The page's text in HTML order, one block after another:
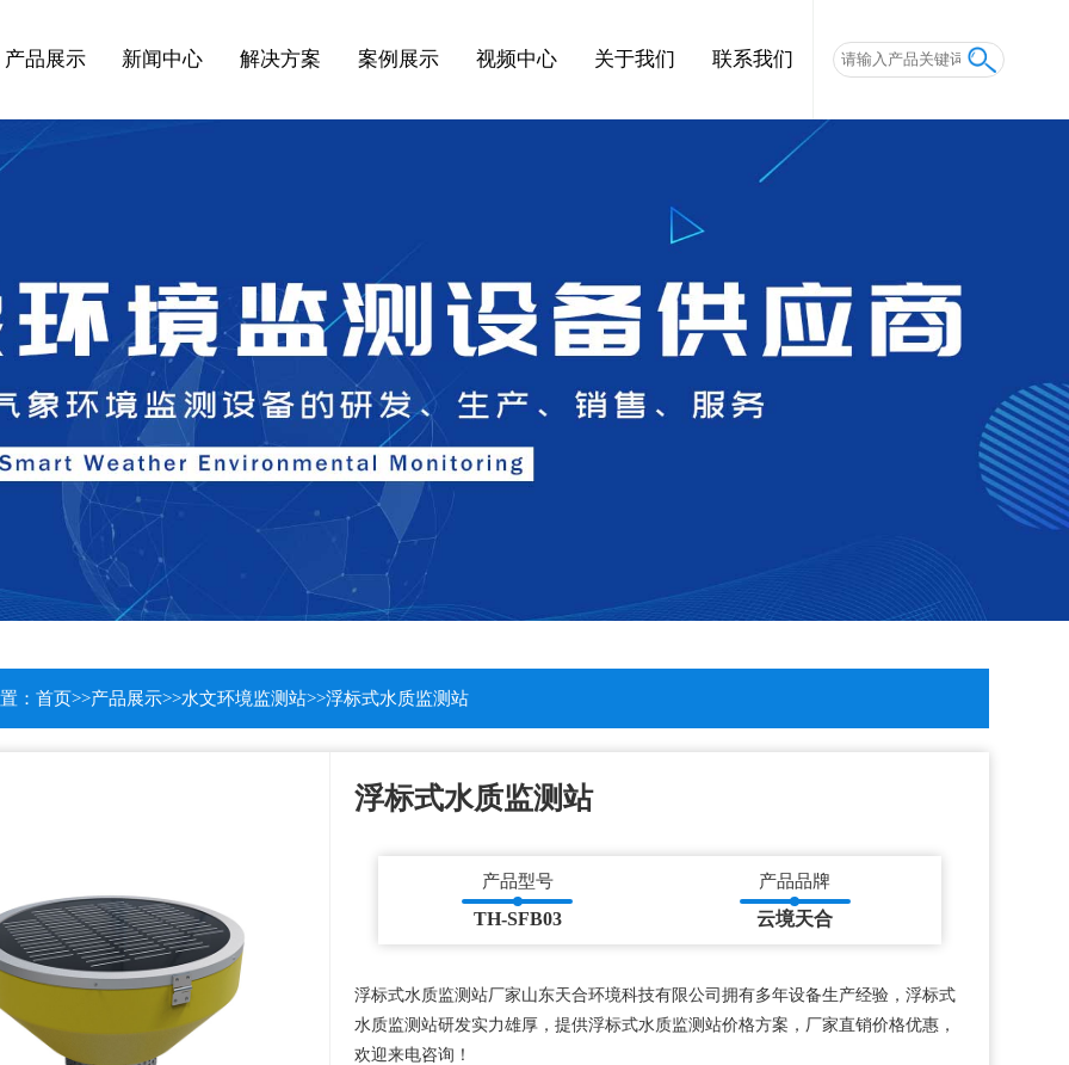
产品展示 新闻中心 解决方案 案例展示 视频中心 关于我们 联系我们
： 首页>>产品展示>>水文环境监测站>>浮标式水质监测站
浮标式水质监测站
产品型号
TH-SFB03
产品品牌
云境天合
浮标式水质监测站厂家山东天合环境科技有限公司拥有多年设备生产经验，浮标式
水质监测站研发实力雄厚，提供浮标式水质监测站价格方案，厂家直销价格优惠，
欢迎来电咨询！